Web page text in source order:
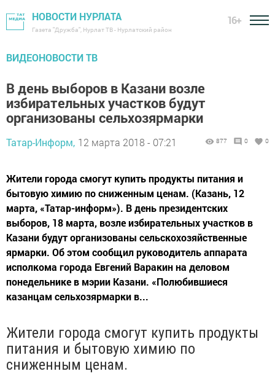
НОВОСТИ НУРЛАТА
Газета "Дружба", Нурлат ТВ - Нурлатский район
16+
ВИДЕОНОВОСТИ ТВ
В день выборов в Казани возле
избирательных участков будут
организованы сельхозярмарки
Татар-Информ, 12 марта 2018 - 07:21 877 0 0
Жители города смогут купить продукты питания и
бытовую химию по сниженным ценам. (Казань, 12
марта, «Татар-информ»). В день президентских
выборов, 18 марта, возле избирательных участков в
Казани будут организованы сельскохозяйственные
ярмарки. Об этом сообщил руководитель аппарата
исполкома города Евгений Варакин на деловом
понедельнике в мэрии Казани. «Полюбившиеся
казанцам сельхозярмарки в...
Жители города смогут купить продукты
питания и бытовую химию по
сниженным ценам.